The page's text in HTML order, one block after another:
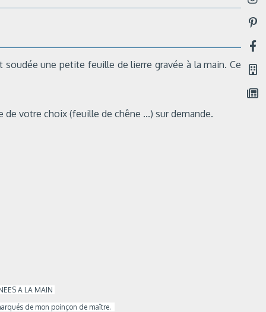
une petite feuille de lierre gravée à la main. Ce
votre choix (feuille de chêne ...) sur demande.
A LA MAIN
de mon poinçon de maître.